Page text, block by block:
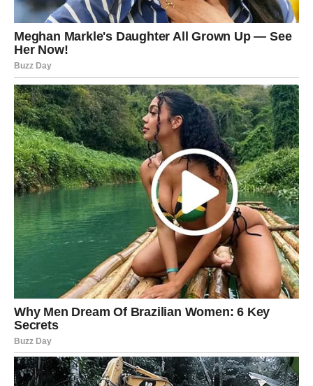
treba joj znak da sme da priđe.
VODOLIJA
Vodolije će u ova tri dana biti iznenađene koliko emocije
mogu da ih “uhvate”, jer ti često deluješ hladno spolja, a
unutra osećaš mnogo, samo to ne pokazuješ svakome.
Prvog dana može doći poruka koja te zatekne, drugog
dana susret ili priznanje koje budi leptiriće, dok trećeg
dana dolazi odluka da li se otvaraš ili opet bežiš u
distancu.
Zauzeti:razgovor vraća razumevanje i bliskost.
Slobodni: ljubav dolazi kada najmanje očekuješ – ali
moraš je prepoznati.
RIBE
Ribe su u ova tri dana najromantičnije, jer se budi
intuicija, snovi, nežnost i želja da se bude voljen na onaj
“filmski” način, ali sada postoji šansa da romantika ne